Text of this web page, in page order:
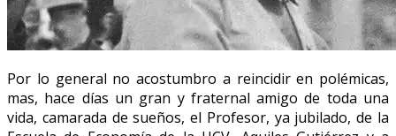
Por lo general no acostumbro a reincidir en polémicas,
mas, hace días un gran y fraternal amigo de toda una
vida, camarada de sueños, el Profesor, ya jubilado, de la